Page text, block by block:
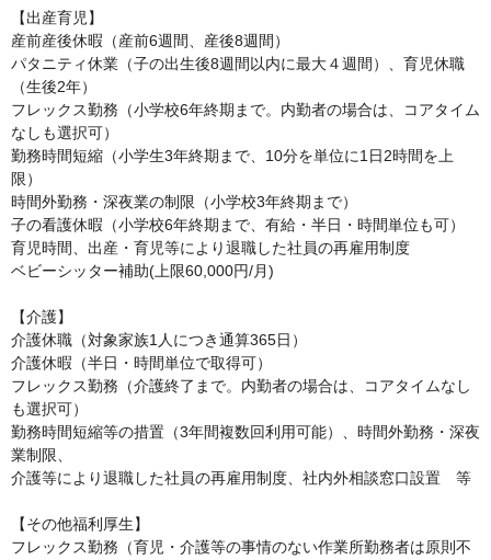
【出産育児】
産前産後休暇（産前6週間、産後8週間）
パタニティ休業（子の出生後8週間以内に最大４週間）、育児休職
（生後2年）
フレックス勤務（小学校6年終期まで。内勤者の場合は、コアタイム
なしも選択可）
勤務時間短縮（小学生3年終期まで、10分を単位に1日2時間を上
限）
時間外勤務・深夜業の制限（小学校3年終期まで）
子の看護休暇（小学校6年終期まで、有給・半日・時間単位も可）
育児時間、出産・育児等により退職した社員の再雇用制度
ベビーシッター補助(上限60,000円/月)
【介護】
介護休職（対象家族1人につき通算365日）
介護休暇（半日・時間単位で取得可）
フレックス勤務（介護終了まで。内勤者の場合は、コアタイムなし
も選択可）
勤務時間短縮等の措置（3年間複数回利用可能）、時間外勤務・深夜
業制限、
介護等により退職した社員の再雇用制度、社内外相談窓口設置　等
【その他福利厚生】
フレックス勤務（育児・介護等の事情のない作業所勤務者は原則不